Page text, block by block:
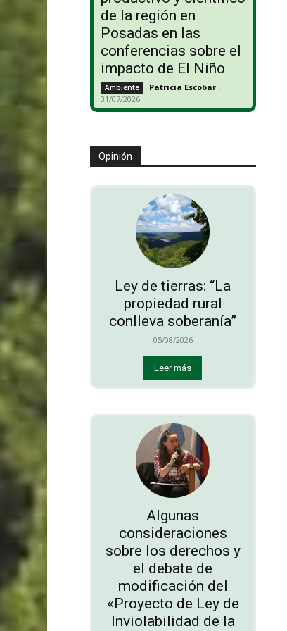
de la región en
Posadas en las
conferencias sobre el
impacto de El Niño
Ambiente Patricia Escobar -
31/07/2026
Opinión
Ley de tierras: “La
propiedad rural
conlleva soberanía”
05/08/2026
Leer más
Algunas
consideraciones
sobre los derechos y
el debate de
modificación del
«Proyecto de Ley de
Inviolabilidad de la